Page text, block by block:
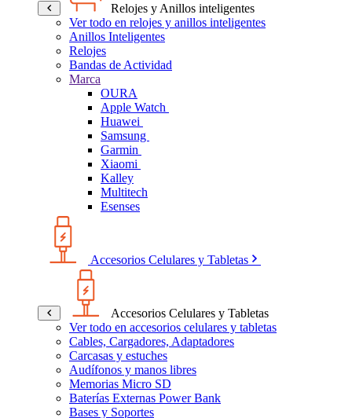
Relojes y Anillos inteligentes
Ver todo en relojes y anillos inteligentes
Anillos Inteligentes
Relojes
Bandas de Actividad
Marca
OURA
Apple Watch
Huawei
Samsung
Garmin
Xiaomi
Kalley
Multitech
Esenses
Accesorios Celulares y Tabletas
Accesorios Celulares y Tabletas
Ver todo en accesorios celulares y tabletas
Cables, Cargadores, Adaptadores
Carcasas y estuches
Audífonos y manos libres
Memorias Micro SD
Baterías Externas Power Bank
Bases y Soportes